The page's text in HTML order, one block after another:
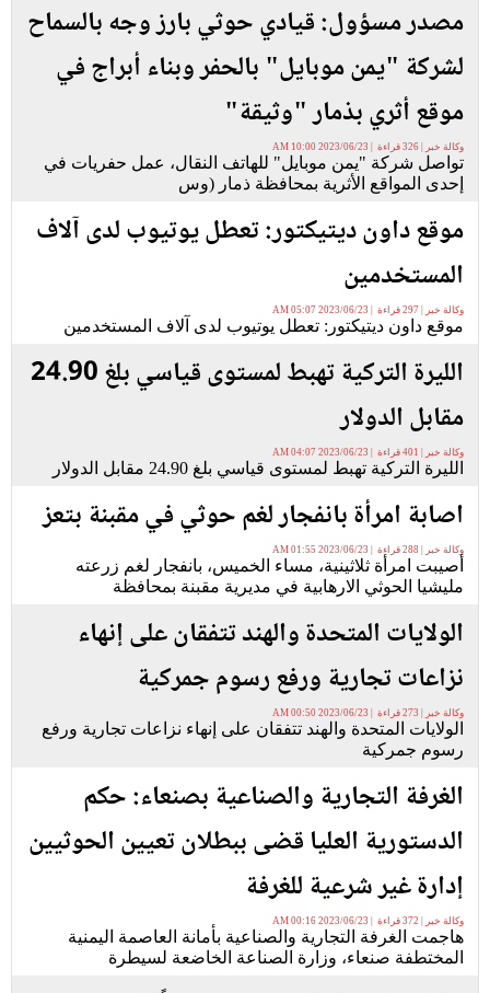
مصدر مسؤول: قيادي حوثي بارز وجه بالسماح
لشركة "يمن موبايل" بالحفر وبناء أبراج في
موقع أثري بذمار "وثيقة"
وكالة خبر | 326 قراءة | 2023/06/23 10:00 AM
تواصل شركة "يمن موبايل" للهاتف النقال، عمل حفريات في
إحدى المواقع الأثرية بمحافظة ذمار (وس
موقع داون ديتيكتور: تعطل يوتيوب لدى آلاف
المستخدمين
وكالة خبر | 297 قراءة | 2023/06/23 05:07 AM
موقع داون ديتيكتور: تعطل يوتيوب لدى آلاف المستخدمين
الليرة التركية تهبط لمستوى قياسي بلغ 24.90
مقابل الدولار
وكالة خبر | 401 قراءة | 2023/06/23 04:07 AM
الليرة التركية تهبط لمستوى قياسي بلغ 24.90 مقابل الدولار
اصابة امرأة بانفجار لغم حوثي في مقبنة بتعز
وكالة خبر | 288 قراءة | 2023/06/23 01:55 AM
أصيبت امرأة ثلاثينية، مساء الخميس، بانفجار لغم زرعته
مليشيا الحوثي الارهابية في مديرية مقبنة بمحافظة
الولايات المتحدة والهند تتفقان على إنهاء
نزاعات تجارية ورفع رسوم جمركية
وكالة خبر | 273 قراءة | 2023/06/23 00:50 AM
الولايات المتحدة والهند تتفقان على إنهاء نزاعات تجارية ورفع
رسوم جمركية
الغرفة التجارية والصناعية بصنعاء: حكم
الدستورية العليا قضى ببطلان تعيين الحوثيين
إدارة غير شرعية للغرفة
وكالة خبر | 372 قراءة | 2023/06/23 00:16 AM
هاجمت الغرفة التجارية والصناعية بأمانة العاصمة اليمنية
المختطفة صنعاء، وزارة الصناعة الخاضعة لسيطرة